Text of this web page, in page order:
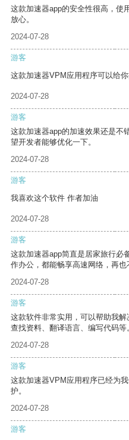
这款加速器app的安全性很高，使
放心。
2024-07-28
游客
这款加速器VPM应用程序可以给
2024-07-28
游客
这款加速器app的加速效果还是不
望开发者能够优化一下。
2024-07-28
游客
我喜欢这个软件 作者加油
2024-07-28
游客
这款加速器app简直是居家旅行必
作办公，都能畅享高速网络，再也
2024-07-28
游客
这款软件非常实用，可以帮助我
查找资料、翻译语言、编写代码等
2024-07-28
游客
这款加速器VPM应用程序已经为
护。
2024-07-28
游客